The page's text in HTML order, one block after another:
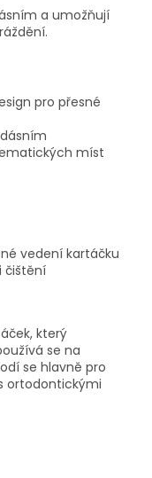
a umožňují
pro přesné
míst
vedení kartáčku
čištění
který
se na
se hlavně pro
ortodontickými